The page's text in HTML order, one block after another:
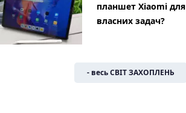
планшет Xiaomi для
власних задач?
- весь СВІТ ЗАХОПЛЕНЬ